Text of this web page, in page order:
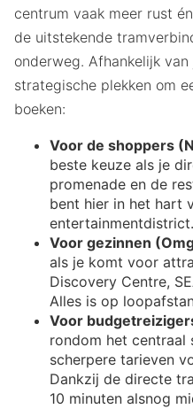
centrum vaak meer rust
de uitstekende
onderweg. Afhankelijk
strategische plekken om
boeken:
Voor de shoppers
beste keuze als je
promenade en de
bent hier in het hart
entertainmentdistrict.
Voor gezinnen
als je komt voor
Discovery Centre,
Alles is op
Voor
rondom het centraal
scherpere tarieven
Dankzij de directe
10 minuten alsnog